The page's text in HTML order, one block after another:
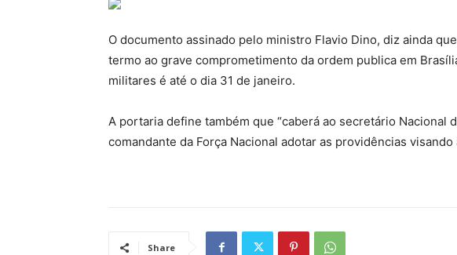
O documento assinado pelo ministro Flavio Dino, diz ainda
termo ao grave comprometimento da ordem publica em
militares é até o dia 31 de janeiro.
A portaria define também que “caberá ao secretário Nacional
comandante da Força Nacional adotar as providências visando
Share